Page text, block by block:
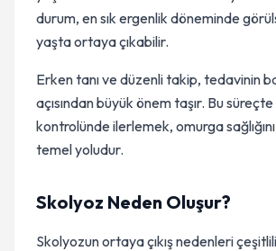
durum, en sık ergenlik döneminde
yaşta ortaya çıkabilir.
Erken tanı ve düzenli takip, tedavinin
açısından büyük önem taşır. Bu
kontrolünde ilerlemek, omurga
temel yoludur.
Skolyoz Neden Oluşur?
Skolyozun ortaya çıkış nedenleri